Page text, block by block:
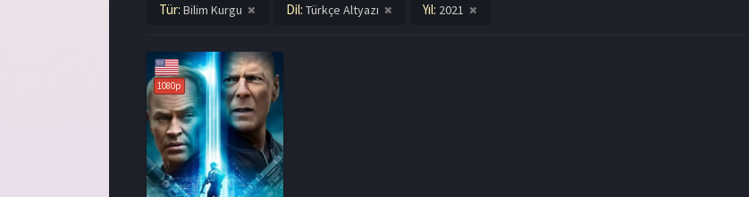
Tür: Bilim Kurgu Dil: Türkçe Altyazı Yıl: 2021
1080p